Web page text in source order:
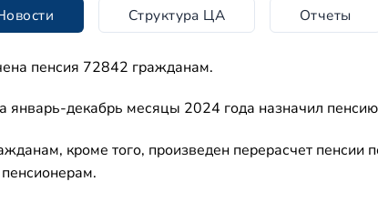
Структура ЦА Отчеты
пенсия 72842 гражданам.
январь-декабрь месяцы 2024 года назначил
кроме того, произведен перерасчет пенсии